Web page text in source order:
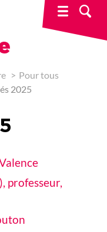
Pour tous
2025
professeur,